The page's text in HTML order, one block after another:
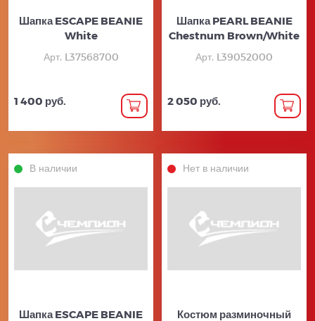
Шапка ESCAPE BEANIE
White
Арт. L37568700
1 400 руб.
Шапка PEARL BEANIE
Chestnum Brown/White
Арт. L39052000
2 050 руб.
В наличии
Шапка ESCAPE BEANIE
Нет в наличии
Костюм разминочный